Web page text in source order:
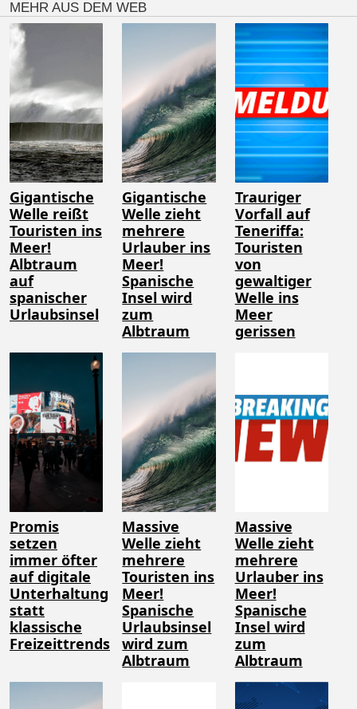
MEHR AUS DEM WEB
Gigantische
Welle reißt
Touristen ins
Meer!
Albtraum
auf
spanischer
Urlaubsinsel
Gigantische
Welle zieht
mehrere
Urlauber ins
Meer!
Spanische
Insel wird
zum
Albtraum
Trauriger
Vorfall auf
Teneriffa:
Touristen
von
gewaltiger
Welle ins
Meer
gerissen
Promis
setzen
immer öfter
auf digitale
Unterhaltung
statt
klassische
Freizeittrends
Massive
Welle zieht
mehrere
Touristen ins
Meer!
Spanische
Urlaubsinsel
wird zum
Albtraum
Massive
Welle zieht
mehrere
Urlauber ins
Meer!
Spanische
Insel wird
zum
Albtraum